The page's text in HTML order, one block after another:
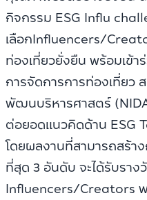
กิจกรรม ESG Influ
เลือกInfluencers/
ท่องเที่ยวยั่งยืน พร้อมเข้
การจัดการการท่องเที่ย
พัฒนบริหารศาสตร์
ต่อยอดแนวคิดด้าน ESG
โดยผลงานที่สามารถสร้า
ที่สุด 3 อันดับ จะได้รับราง
Influencers/Creators พ